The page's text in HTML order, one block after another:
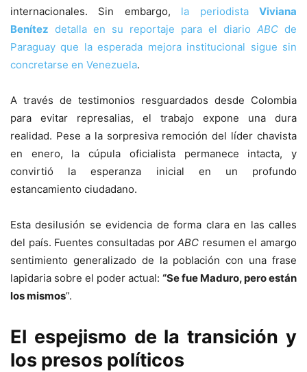
internacionales. Sin embargo, la periodistaViviana
Benítez detalla en su reportaje para el diario ABC de
Paraguay que la esperada mejora institucional sigue sin
concretarse en Venezuela.
A través de testimonios resguardados desde Colombia
para evitar represalias, el trabajo expone una dura
realidad. Pese a la sorpresiva remoción del líder chavista
en enero, la cúpula oficialista permanece intacta, y
convirtió la esperanza inicial en un profundo
estancamiento ciudadano.
Esta desilusión se evidencia de forma clara en las calles
del país. Fuentes consultadas porABC resumen el amargo
sentimiento generalizado de la población con una frase
lapidaria sobre el poder actual: “Se fue Maduro, pero están
los mismos”.
El espejismo de la transición y
los presos políticos